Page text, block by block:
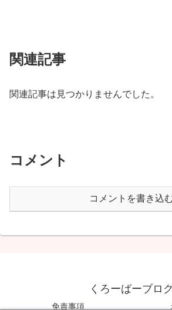
関連記事
関連記事は見つかりませんでした。
コメント
コメントを書き込
くろーばーブロ
免責事項